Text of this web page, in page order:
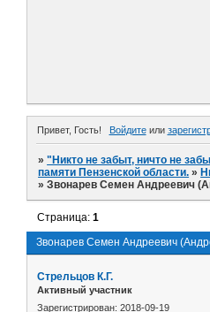
Привет, Гость! Войдитеили
»"Никто не забыт, ничто не
памяти Пензенской области. »
»Звонарев Семен Андреевич
Звонарев Семен Андреевич
Страница:1
Стрельцов К.Г.
Активный участник
Зарегистрирован: 2018-09-19